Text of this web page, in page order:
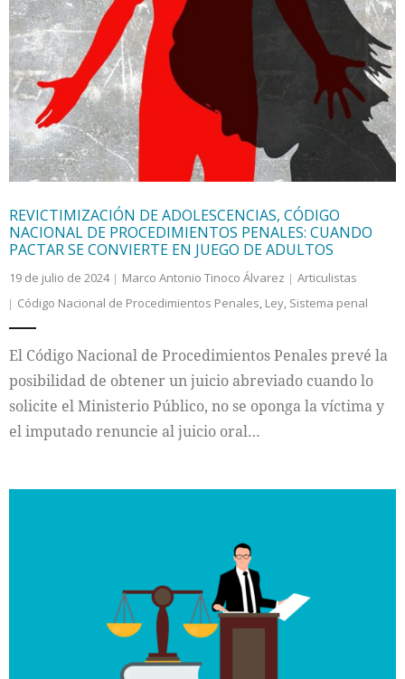
REVICTIMIZACIÓN DE ADOLESCENCIAS, CÓDIGO
NACIONAL DE PROCEDIMIENTOS PENALES: CUANDO
PACTAR SE CONVIERTE EN JUEGO DE ADULTOS
19 de julio de 2024 Marco Antonio Tinoco Álvarez
Articulistas
Código Nacional de Procedimientos Penales, Ley, Sistema penal
El Código Nacional de Procedimientos Penales prevé la
posibilidad de obtener un juicio abreviado cuando lo
solicite el Ministerio Público, no se oponga la víctima y
el imputado renuncie al juicio oral…